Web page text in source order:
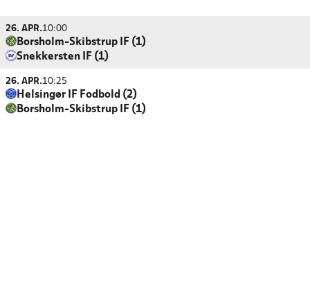
26. APR.10:00
Borsholm-Skibstrup IF (1)
Snekkersten IF (1)
26. APR.10:25
Helsingør IF Fodbold (2)
Borsholm-Skibstrup IF (1)